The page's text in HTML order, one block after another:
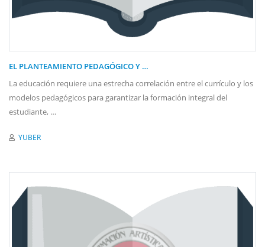
EL PLANTEAMIENTO PEDAGÓGICO Y …
La educación requiere una estrecha correlación entre el currículo y los
modelos pedagógicos para garantizar la formación integral del
estudiante, …
YUBER